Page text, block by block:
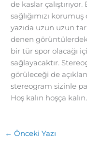
de kaslar
sağlığımızı
yazıda uzun uzun
denen
bir tür spor olacağı
sağlayacaktır.
görüleceği de
stereogram sizinle
Hoş kalın hoşça
← Önceki Yazı